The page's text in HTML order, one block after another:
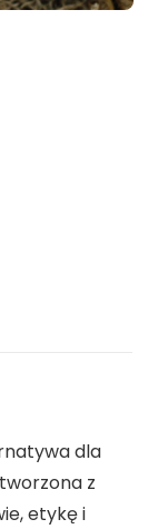
dla
z
etykę i